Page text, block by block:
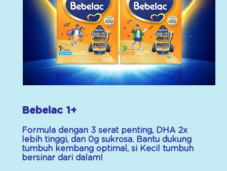
Bebelac 1+
Formula dengan 3 serat penting, DHA 2x
lebih tinggi, dan 0g sukrosa. Bantu dukung
tumbuh kembang optimal, si Kecil tumbuh
bersinar dari dalam!